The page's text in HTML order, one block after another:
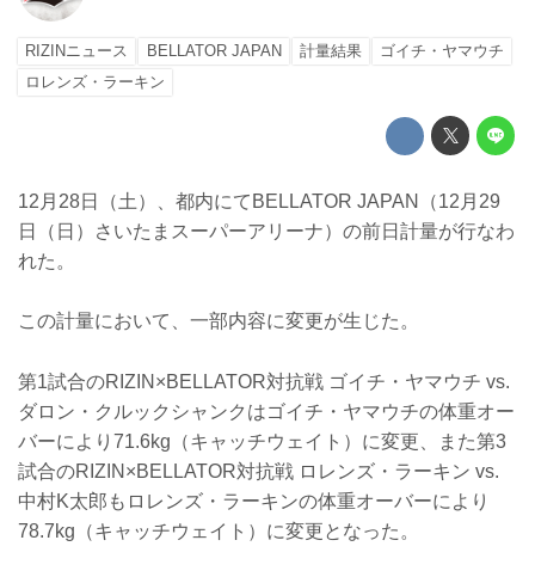
RIZINニュース BELLATOR JAPAN 計量結果
ゴイチ・ヤマウチ
ロレンズ・ラーキン
12月28日（土）、都内にてBELLATOR JAPAN（12月29
日（日）さいたまスーパーアリーナ）の前日計量が行なわ
れた。
この計量において、一部内容に変更が生じた。
第1試合のRIZIN×BELLATOR対抗戦 ゴイチ・ヤマウチ vs.
ダロン・クルックシャンクはゴイチ・ヤマウチの体重オー
バーにより71.6kg（キャッチウェイト）に変更、また第3
試合のRIZIN×BELLATOR対抗戦 ロレンズ・ラーキン vs.
中村K太郎もロレンズ・ラーキンの体重オーバーにより
78.7kg（キャッチウェイト）に変更となった。